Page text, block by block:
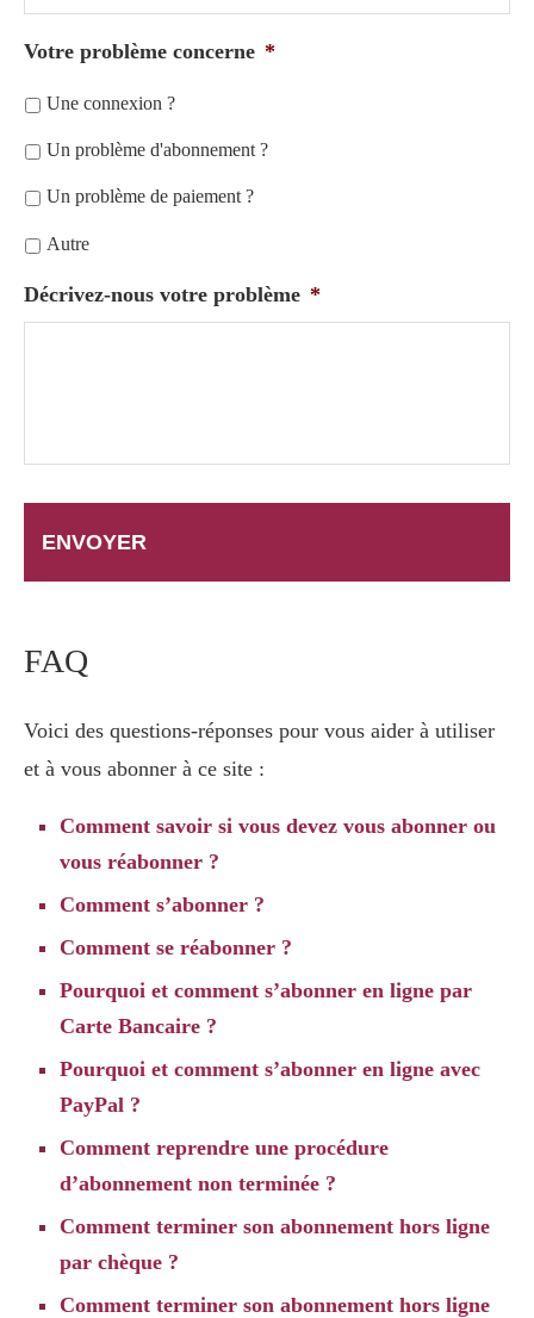
Votre problème concerne *
Une connexion ?
Un problème d'abonnement ?
Un problème de paiement ?
Autre
Décrivez-nous votre problème *
FAQ
Voici des questions-réponses pour vous aider à utiliser
et à vous abonner à ce site :
Comment savoir si vous devez vous abonner ou
vous réabonner ?
Comment s’abonner ?
Comment se réabonner ?
Pourquoi et comment s’abonner en ligne par
Carte Bancaire ?
Pourquoi et comment s’abonner en ligne avec
PayPal ?
Comment reprendre une procédure
d’abonnement non terminée ?
Comment terminer son abonnement hors ligne
par chèque ?
Comment terminer son abonnement hors ligne